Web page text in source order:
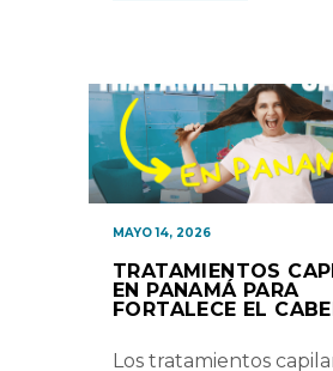
MAYO 14, 2026
TRATAMIENTOS
EN PANAMÁ PARA
FORTALECE EL
Los tratamientos